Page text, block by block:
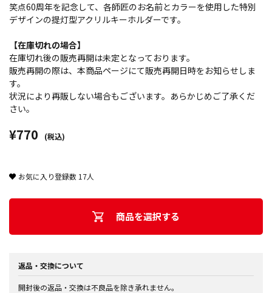
笑点60周年を記念して、各師匠のお名前とカラーを使用した特別
デザインの提灯型アクリルキーホルダーです。
【在庫切れの場合】
在庫切れ後の販売再開は未定となっております。
販売再開の際は、本商品ページにて販売再開日時をお知らせしま
す。
状況により再販しない場合もございます。あらかじめご了承くだ
さい。
¥770 (税込)
お気に入り登録数 17人
商品を選択する
返品・交換について
開封後の返品・交換は不良品を除き承れません。